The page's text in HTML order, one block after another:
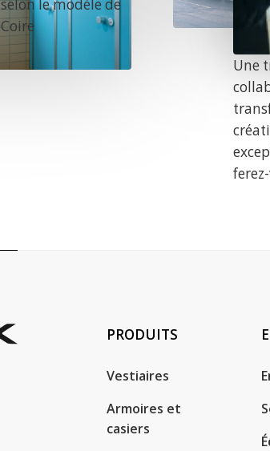
selon le modèle de
Coire
Une
PRODUITS
Vestiaires
Armoires et
casiers